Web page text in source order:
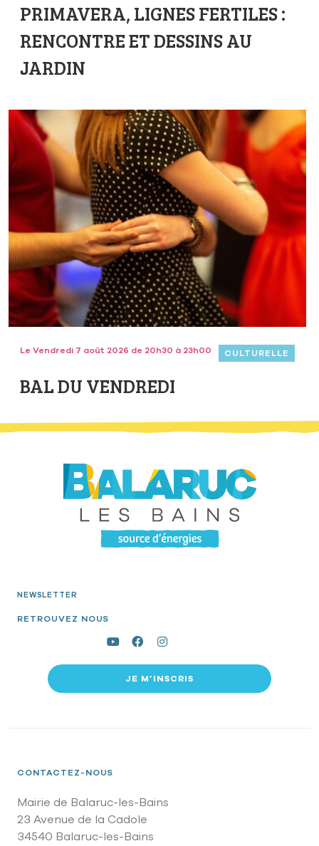
PRIMAVERA, LIGNES FERTILES :
RENCONTRE ET DESSINS AU
JARDIN
Le Vendredi 7 août 2026 de 20h30 à 23h00 CULTURELLE
BAL DU VENDREDI
NEWSLETTER
JE M’INSCRIS
RETROUVEZ NOUS
CONTACTEZ-NOUS
Mairie de Balaruc-les-Bains
23 Avenue de la Cadole
34540 Balaruc-les-Bains